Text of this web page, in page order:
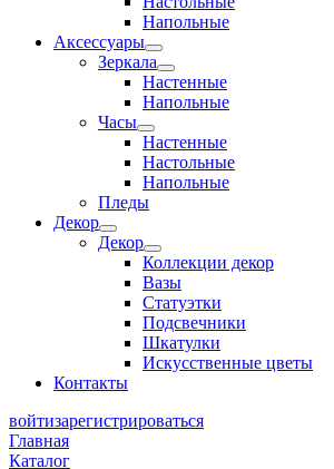
Напольные
Аксессуары
Зеркала
Настенные
Напольные
Часы
Настенные
Настольные
Напольные
Пледы
Декор
Декор
Коллекции декор
Вазы
Статуэтки
Подсвечники
Шкатулки
Искусственные цветы
Контакты
войтизарегистрироваться
Главная
Каталог